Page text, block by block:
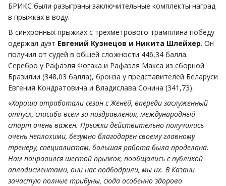
БРИКС были разыграны заключительные комплекты наград
в прыжках в воду.
В синхронных прыжках с трехметрового трамплина победу
одержал дуэт Евгений Кузнецов и Никита Шлейхер. Он
получил от судей в общей сложности 446,34 балла.
Серебро у Рафаэля Фогака и Рафаэля Макса из сборной
Бразилии (348,03 балла), бронза у представителей Беларуси
Евгения Кондратовича и Владислава Сонина (341,73).
«Хорошо отработали сезон с Женей, впереди заслуженный
отпуск, спасибо всем за поздравления, международный
старт очень важен. Прыжки действительно получились
очень неплохими, безумно благодарен своему главному
тренеру, специалистам, большая работа была проделана.
Нам понравился шестой прыжок, пообщались с публикой
аплодисментами, они нас подбодрили, мы их. В Казани
зачастую полные трибуны, сюда особенно здорово